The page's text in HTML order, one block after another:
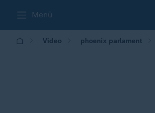
Menü
Video phoenix parlament